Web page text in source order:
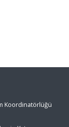
Koordinatörlüğü